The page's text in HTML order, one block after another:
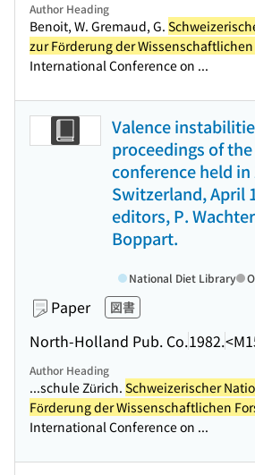
Author Heading
Benoit, W. Gremaud, G.
zur Förderung der
International Conference on ...
Valence
proceedings of
conference held in
Switzerland, April
editors, P.
Boppart.
Paper 図書
North-Holland Pub. Co.1982.
National Diet Library
Author Heading
...schule Zürich. Schweizerischer
Förderung der Wissenschaftlichen
International Conference on ...